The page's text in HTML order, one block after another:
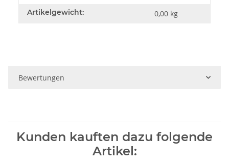
Artikelgewicht: 0,00 kg
Bewertungen
Kunden kauften dazu folgende
Artikel: